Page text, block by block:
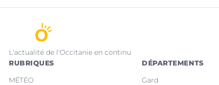
L'actualité de l'Occitanie en continu
RUBRIQUES
MÉTÉO
DÉPARTEMENTS
Gard